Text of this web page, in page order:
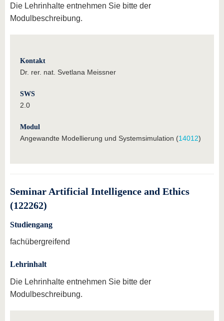
Die Lehrinhalte entnehmen Sie bitte der
Modulbeschreibung.
Kontakt
Dr. rer. nat. Svetlana Meissner
SWS
2.0
Modul
Angewandte Modellierung und Systemsimulation (14012)
Seminar Artificial Intelligence and Ethics
(122262)
Studiengang
fachübergreifend
Lehrinhalt
Die Lehrinhalte entnehmen Sie bitte der
Modulbeschreibung.